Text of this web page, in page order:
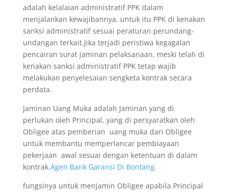
adalah kelalaian administratif PPK dalam
menjalankan kewajibannya, untuk itu PPK di kenakan
sanksi administratif sesuai peraturan perundang-
undangan terkait.Jika terjadi peristiwa kegagalan
pencairan surat jaminan pelaksanaan, meski telah di
kenakan sanksi administratif PPK tetap wajib
melakukan penyelesaian sengketa kontrak secara
perdata.
Jaminan Uang Muka adalah Jaminan yang di
perlukan oleh Principal, yang di persyaratkan oleh
Obligee atas pemberian uang muka dari Obligee
untuk membantu memperlancar pembiayaan
pekerjaan awal sesuai dengan ketentuan di dalam
kontrak.Agen Bank Garansi Di Bontang
fungsinya untuk menjamin Obligee apabila Principal